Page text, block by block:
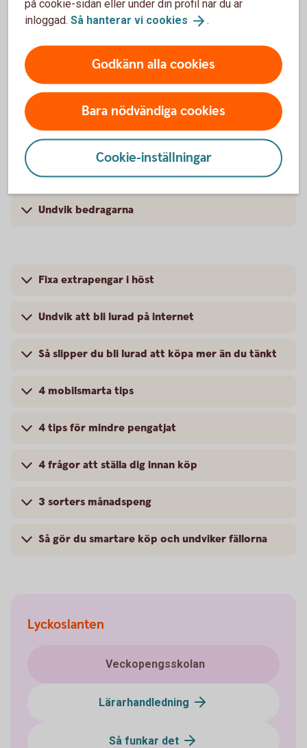
3 tips för att minska matsvinnet
Så får du veckopeng - 4 bra argument
3 tips för att få pengapejl
Spara – 5 bästa tipsen
Undvik bedragarna
Fixa extrapengar i höst
Undvik att bli lurad på internet
Så slipper du bli lurad att köpa mer än du tänkt
4 mobilsmarta tips
4 tips för mindre pengatjat
4 frågor att ställa dig innan köp
3 sorters månadspeng
Så gör du smartare köp och undviker fällorna
Lyckoslanten
Veckopengsskolan
Lärarhandledning
Så funkar det
på cookie-sidan eller under din profil när du är
inloggad. Så hanterar vi cookies .
Godkänn alla cookies
Bara nödvändiga cookies
Cookie-inställningar